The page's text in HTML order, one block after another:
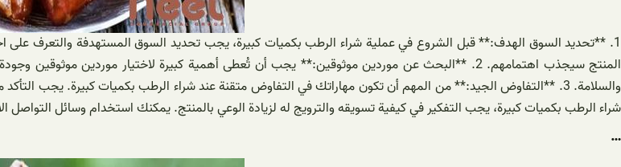
1. **تحديد السوق الهدف:** قبل الشروع في عملية شراء الرطب بكميات كبيرة، يجب تحديد السوق المستهدفة والتعرف على
المنتج سيجذب اهتمامهم. 2. **البحث عن موردين موثوقين:** يجب أن تُعطى أهمية كبيرة لاختيار موردين
شراء الرطب بكميات كبيرة، يجب التفكير في كيفية تسويقه والترويج له لزيادة الوعي بالمنتج. يمكنك استخدام وسائل التواصل الاجتماعي وإنشاء
…